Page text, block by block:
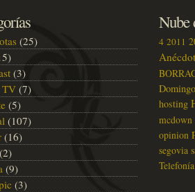
(25)
(3)
TV (7)
(5)
(107)
(16)
(2)
(9)
(3)
Nube
4 2011
Domingo
hosting
mcdown
opinion
segovia
Telefonía